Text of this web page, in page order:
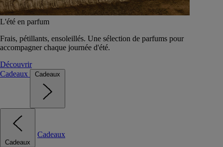
L'été en parfum
Frais, pétillants, ensoleillés. Une sélection de parfums pour
accompagner chaque journée d'été.
Découvrir
Cadeaux
Cadeaux
Cadeaux
Cadeaux